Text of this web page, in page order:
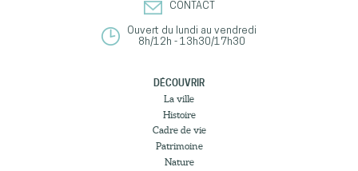
CONTACT
Ouvert du lundi au vendredi
8h/12h - 13h30/17h30
DÉCOUVRIR
La ville
Histoire
Cadre de vie
Patrimoine
Nature